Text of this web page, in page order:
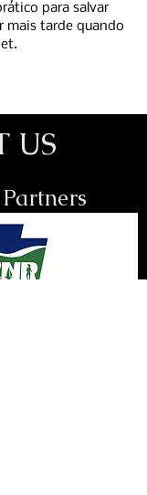
para salvar
mais tarde quando
US